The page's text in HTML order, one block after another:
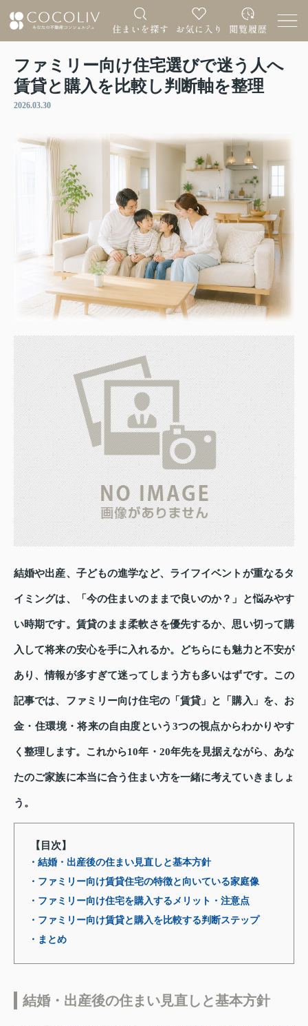
ファミリー向け住宅選びで迷う人へ
賃貸と購入を比較し判断軸を整理
2026.03.30
結婚や出産、子どもの進学など、ライフイベントが重なるタ
イミングは、「今の住まいのままで良いのか？」と悩みやす
い時期です。賃貸のまま柔軟さを優先するか、思い切って購
入して将来の安心を手に入れるか。どちらにも魅力と不安が
あり、情報が多すぎて迷ってしまう方も多いはずです。この
記事では、ファミリー向け住宅の「賃貸」と「購入」を、お
金・住環境・将来の自由度という3つの視点からわかりやす
く整理します。これから10年・20年先を見据えながら、あな
たのご家族に本当に合う住まい方を一緒に考えていきましょ
う。
【目次】
・結婚・出産後の住まい見直しと基本方針
・ファミリー向け賃貸住宅の特徴と向いている家庭像
・ファミリー向け住宅を購入するメリット・注意点
・ファミリー向け賃貸と購入を比較する判断ステップ
・まとめ
結婚・出産後の住まい見直しと基本方針